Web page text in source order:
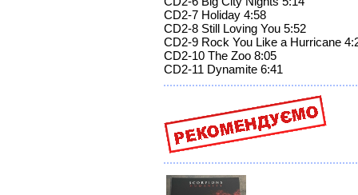
CD2-7 Holiday 4:58
CD2-8 Still Loving You 5:52
CD2-9 Rock You Like a Hurricane
CD2-10 The Zoo 8:05
CD2-11 Dynamite 6:41